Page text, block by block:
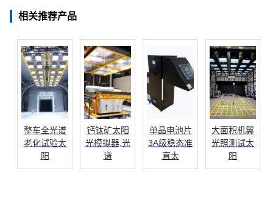
相关推荐产品
整车全光谱
老化试验太
阳
钙钛矿太阳
光模拟器,光
谱
单晶电池片
3A级稳态准
直太
大面积机翼
光照测试太
阳